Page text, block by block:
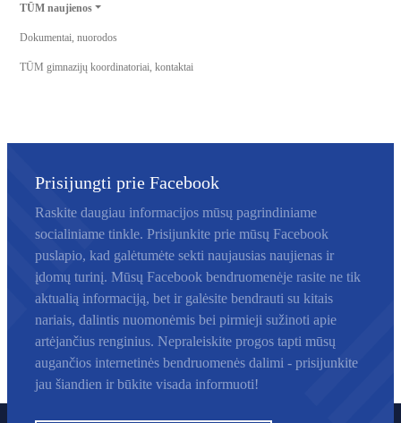
TŪM naujienos
Dokumentai, nuorodos
TŪM gimnazijų koordinatoriai, kontaktai
Prisijungti prie Facebook
Raskite daugiau informacijos mūsų pagrindiniame
socialiniame tinkle. Prisijunkite prie mūsų Facebook
puslapio, kad galėtumėte sekti naujausias naujienas ir
įdomų turinį. Mūsų Facebook bendruomenėje rasite ne tik
aktualią informaciją, bet ir galėsite bendrauti su kitais
nariais, dalintis nuomonėmis bei pirmieji sužinoti apie
artėjančius renginius. Nepraleiskite progos tapti mūsų
augančios internetinės bendruomenės dalimi - prisijunkite
jau šiandien ir būkite visada informuoti!